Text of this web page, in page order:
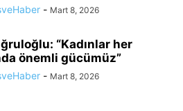
- Mart 8, 2026
“Kadınlar her
önemli gücümüz”
- Mart 8, 2026